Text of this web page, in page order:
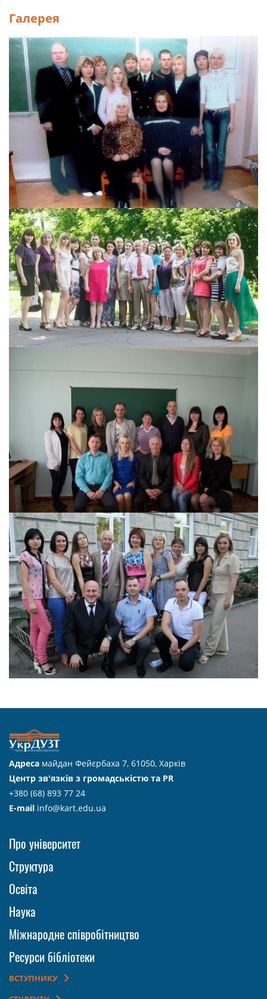
Галерея
Адреса майдан Фейєрбаха 7, 61050, Харків
Центр зв'язків з громадськістю та PR
+380 (68) 893 77 24
E-mail info@kart.edu.ua
Про університет
Структура
Освіта
Наука
Міжнародне співробітництво
Ресурси бібліотеки
ВСТУПНИКУ